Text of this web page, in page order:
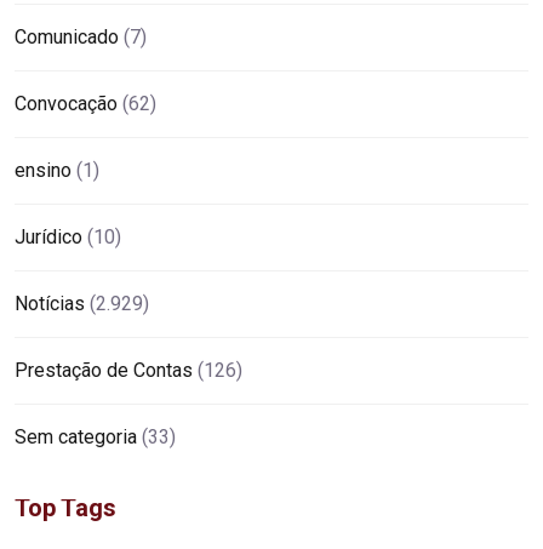
Comunicado (7)
Convocação (62)
ensino (1)
Jurídico (10)
Notícias (2.929)
Prestação de Contas (126)
Sem categoria (33)
Top Tags